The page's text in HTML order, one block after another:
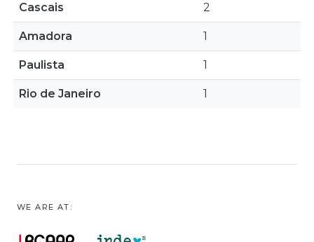
Cascais 2
Amadora 1
Paulista 1
Rio de Janeiro 1
WE ARE AT: